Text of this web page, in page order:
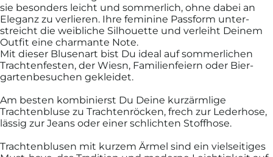
sie beson­ders leicht und sommer­lich, ohne dabei an
Eleganz zu ver­lieren. Ihre femi­nine Pass­form unter­
streicht die weib­liche Silhouette und ver­leiht Deinem
Outfit eine char­mante Note.
Mit dieser Blusen­art bist Du ideal auf sommer­lichen
Trachten­festen, der Wiesn, Familien­feiern oder Bier­
garten­besuchen ge­kleidet.
Am besten kombi­nierst Du Deine kurz­ärmlige
Trachten­bluse zu Trachten­röcken, frech zur Leder­hose,
lässig zur Jeans oder einer schlichten Stoff­hose.
Trachten­blusen mit kurzem Ärmel sind ein viel­seitiges